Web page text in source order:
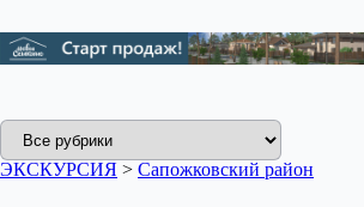
ЭКСКУРСИЯ > Сапожковский район